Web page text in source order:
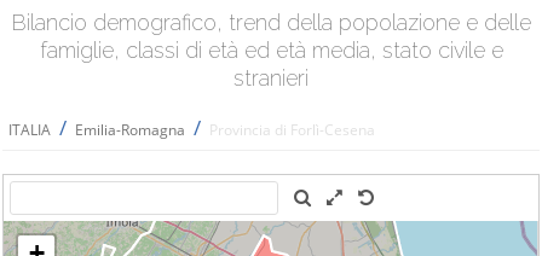
Bilancio demografico, trend della popolazione e delle
famiglie, classi di età ed età media, stato civile e
stranieri
ITALIA / Emilia-Romagna / Provincia di Forlì-Cesena